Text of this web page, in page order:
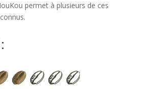
permet à plusieurs de ces